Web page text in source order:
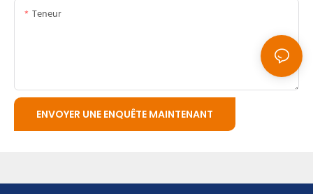
Teneur
ENVOYER UNE ENQUÊTE MAINTENANT